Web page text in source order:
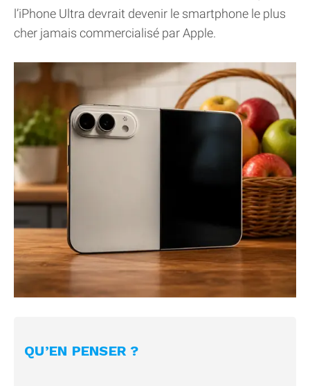
l’iPhone Ultra devrait devenir le smartphone le plus
cher jamais commercialisé par Apple.
QU’EN PENSER ?